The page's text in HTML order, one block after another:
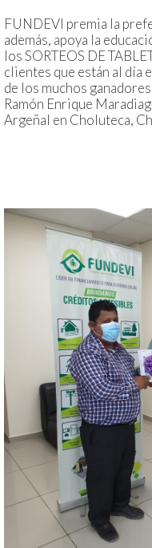
FUNDEVI premia la
además, apoya la
los SORTEOS DE
clientes que están al día
de los muchos
Ramón Enrique
Argeñal en Choluteca,